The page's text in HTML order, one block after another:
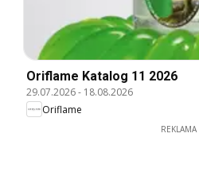
Oriflame Katalog 11 2026
29.07.2026- 18.08.2026
Oriflame
REKLAMA